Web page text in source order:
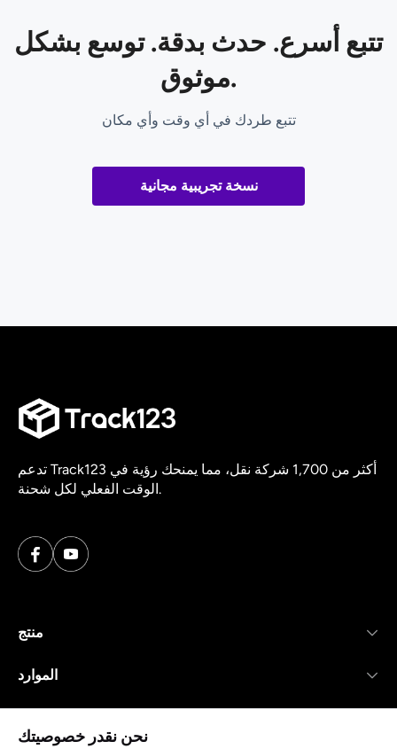
تتبع أسرع. حدث بدقة. توسع بشكل
موثوق.
تتبع طردك في أي وقت وأي مكان
نسخة تجريبية مجانية
تدعم Track123 أكثر من 1,700 شركة نقل، مما يمنحك رؤية في
الوقت الفعلي لكل شحنة.
منتج
الموارد
نحن نقدر خصوصيتك